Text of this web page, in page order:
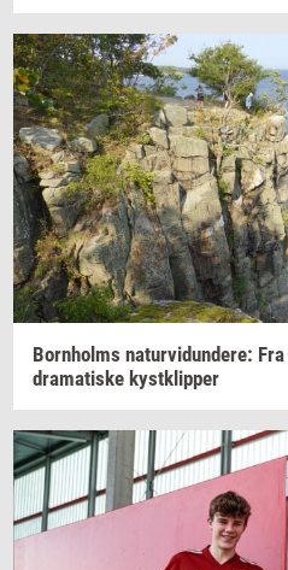
Born­holms na­tur­vi­dun­de­re: Fra
dra­ma­ti­ske kyst­klip­per